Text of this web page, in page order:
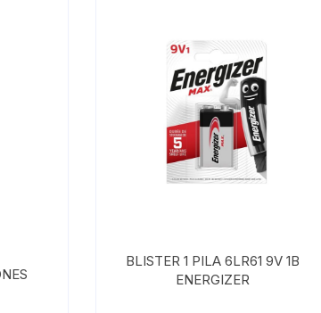
BLISTER 1 PILA 6LR61 9V 1B
ENERGIZER